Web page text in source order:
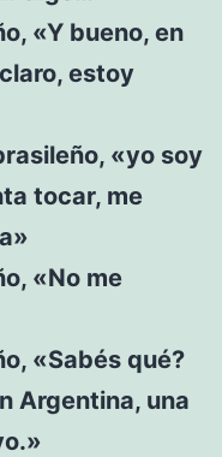
«Y bueno, en
estoy
«yo soy
tocar, me
«No me
«Sabés qué?
Argentina, una